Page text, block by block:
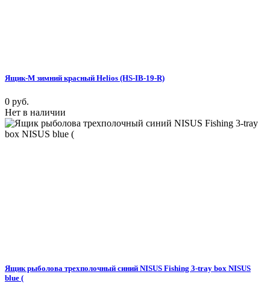
Ящик-М зимний красный Helios (HS-IB-19-R)
0 руб.
Нет в наличии
Ящик рыболова трехполочный синий NISUS Fishing 3-tray box NISUS
blue (